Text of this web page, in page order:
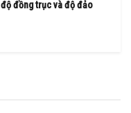
đồng trục và độ đảo